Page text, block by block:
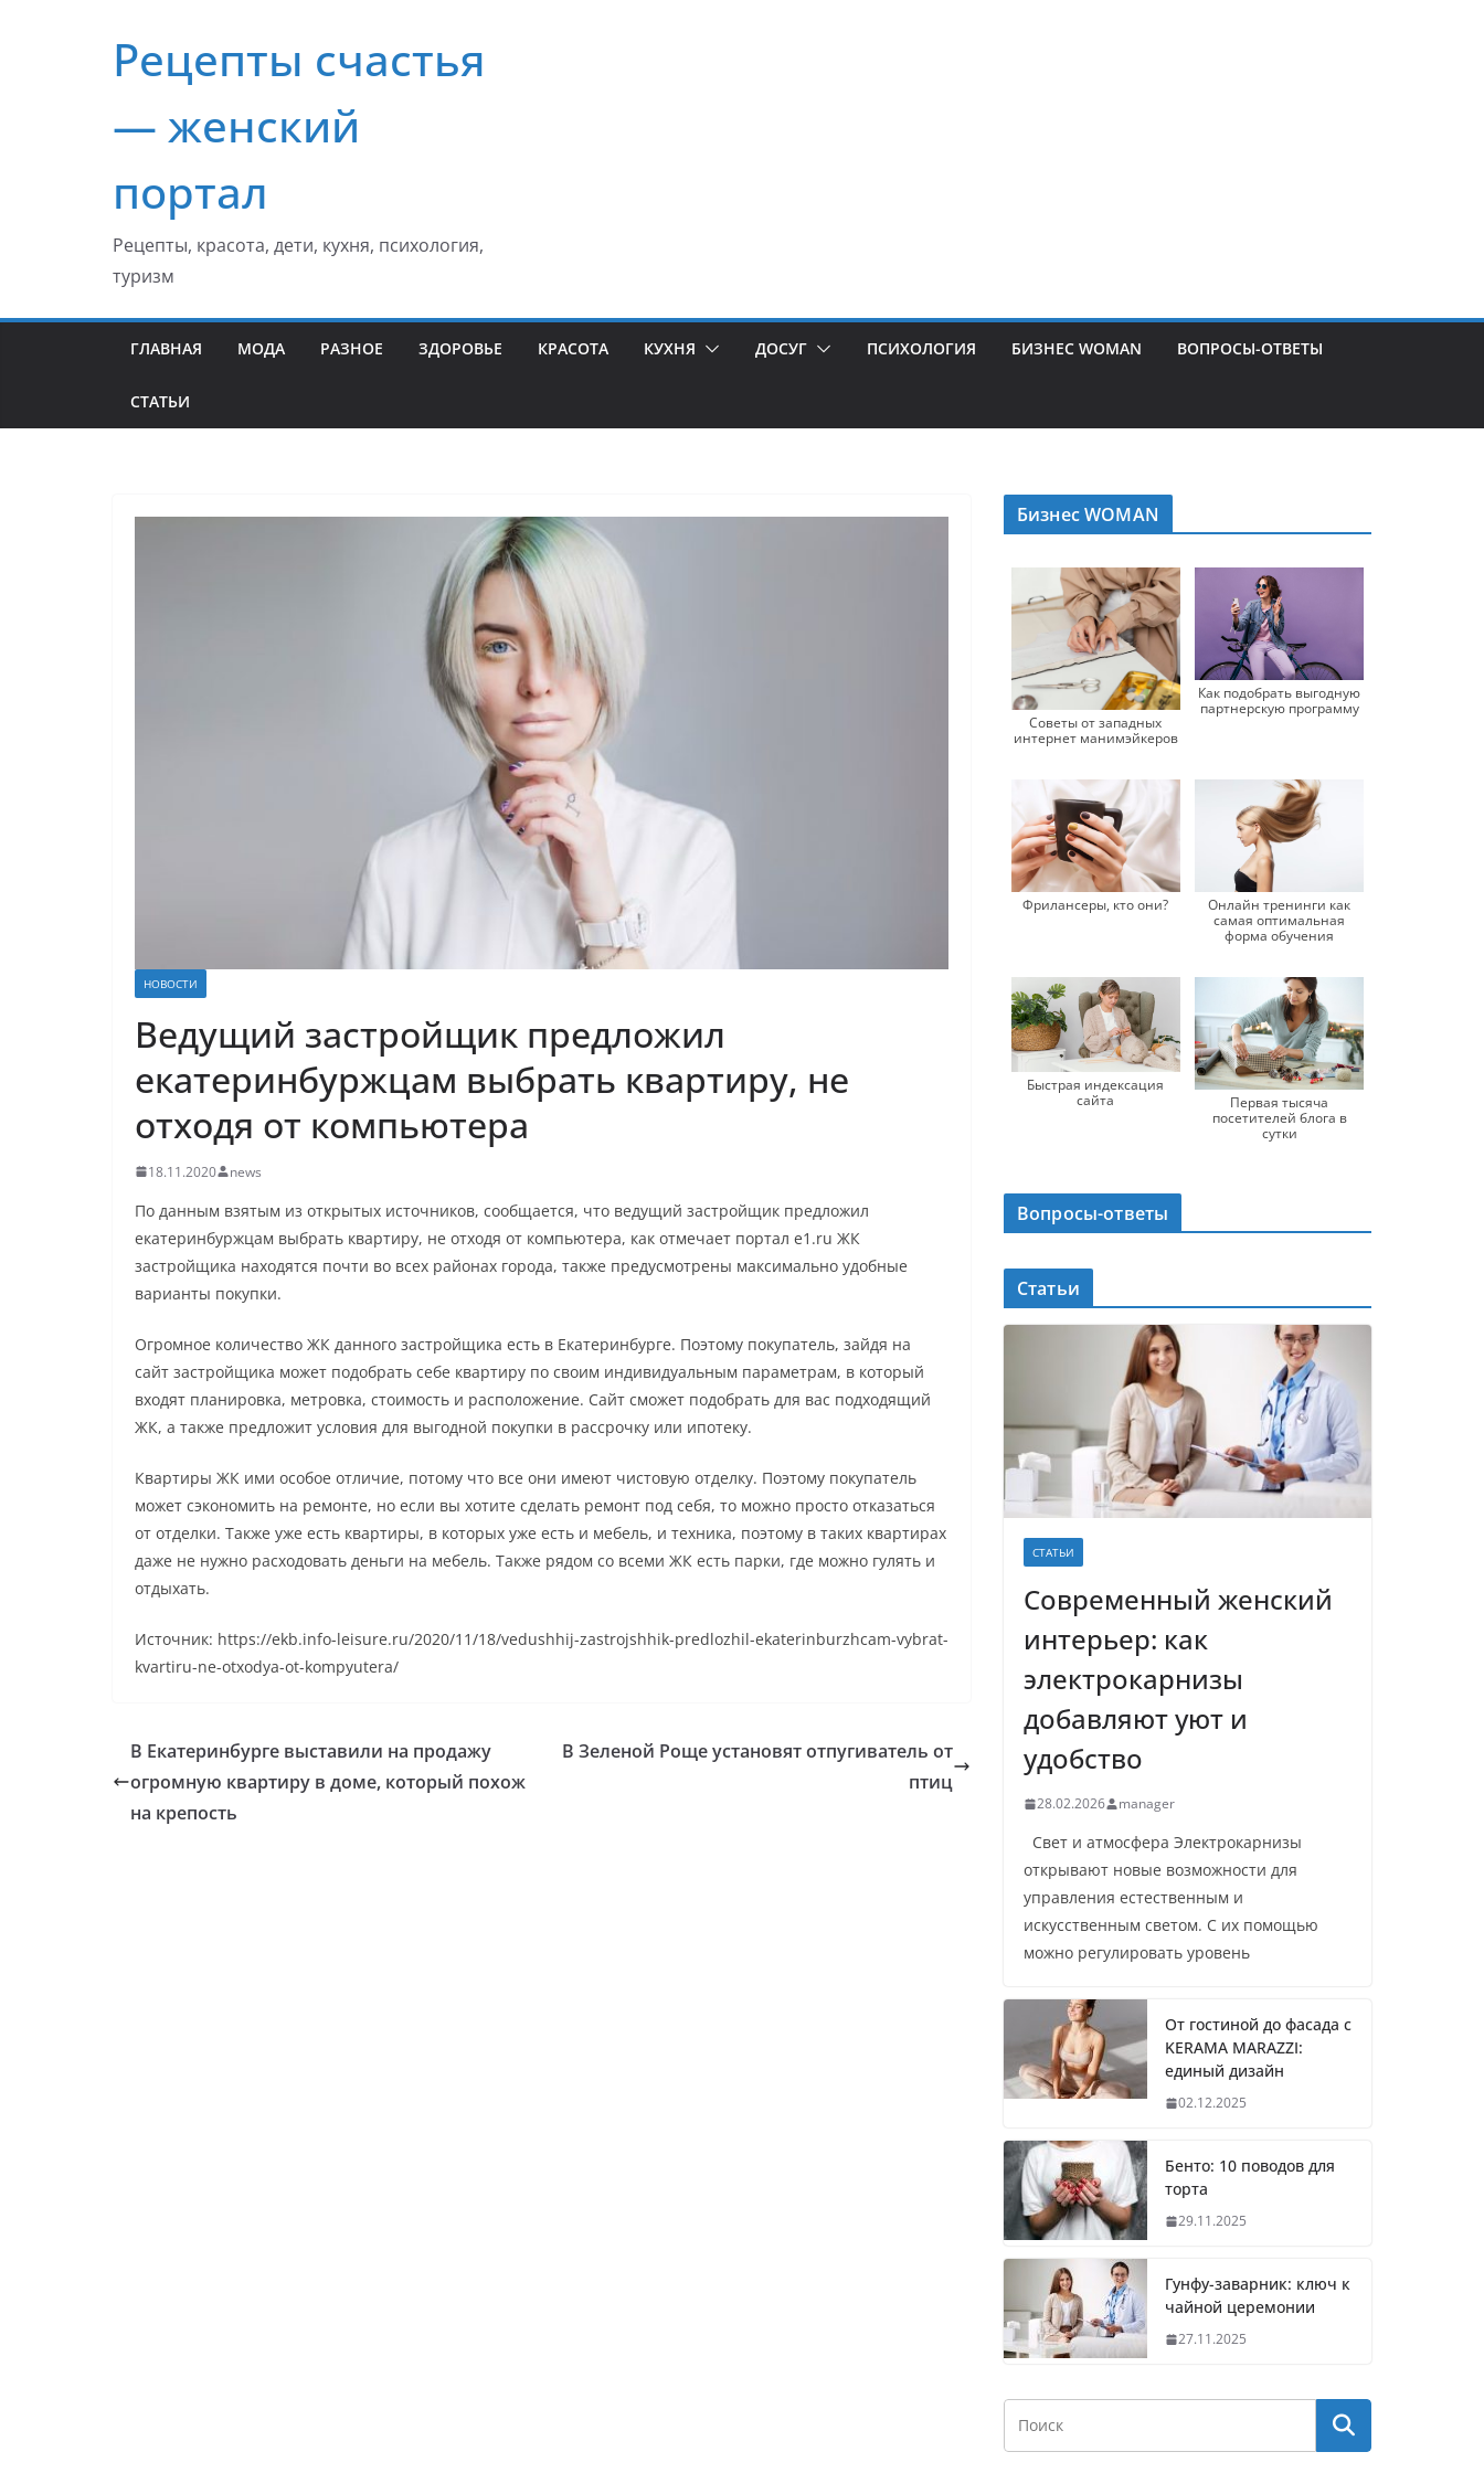
содержимомуРецепты счастья
— женский
портал
Рецепты, красота, дети, кухня, психология,
туризм
ГЛАВНАЯ МОДА РАЗНОЕ ЗДОРОВЬЕ КРАСОТА КУХНЯ ДОСУГ ПСИХОЛОГИЯ БИЗНЕС WOMAN ВОПРОСЫ-ОТВЕТЫ
СТАТЬИ
НОВОСТИ
Ведущий застройщик предложил
екатеринбуржцам выбрать квартиру, не
отходя от компьютера
18.11.2020 news
По данным взятым из открытых источников, сообщается, что ведущий застройщик предложил
екатеринбуржцам выбрать квартиру, не отходя от компьютера, как отмечает портал e1.ru ЖК
застройщика находятся почти во всех районах города, также предусмотрены максимально удобные
варианты покупки.
Огромное количество ЖК данного застройщика есть в Екатеринбурге. Поэтому покупатель, зайдя на
сайт застройщика может подобрать себе квартиру по своим индивидуальным параметрам, в который
входят планировка, метровка, стоимость и расположение. Сайт сможет подобрать для вас подходящий
ЖК, а также предложит условия для выгодной покупки в рассрочку или ипотеку.
Квартиры ЖК ими особое отличие, потому что все они имеют чистовую отделку. Поэтому покупатель
может сэкономить на ремонте, но если вы хотите сделать ремонт под себя, то можно просто отказаться
от отделки. Также уже есть квартиры, в которых уже есть и мебель, и техника, поэтому в таких квартирах
даже не нужно расходовать деньги на мебель. Также рядом со всеми ЖК есть парки, где можно гулять и
отдыхать.
Источник: https://ekb.info-leisure.ru/2020/11/18/vedushhij-zastrojshhik-predlozhil-ekaterinburzhcam-vybrat-
kvartiru-ne-otxodya-ot-kompyutera/
В Екатеринбурге выставили на продажу
огромную квартиру в доме, который похож
на крепость
В Зеленой Роще установят отпугиватель от
птиц
Бизнес WOMAN
Советы от западных
интернет манимэйкеров
Как подобрать выгодную
партнерскую программу
Фрилансеры, кто они?
Онлайн тренинги как
самая оптимальная
форма обучения
Быстрая индексация
сайта
Первая тысяча
посетителей блога в
сутки
Вопросы-ответы
Статьи
СТАТЬИ
Современный женский
интерьер: как
электрокарнизы
добавляют уют и
удобство
28.02.2026 manager
Свет и атмосфера Электрокарнизы
открывают новые возможности для
управления естественным и
искусственным светом. С их помощью
можно регулировать уровень
От гостиной до фасада с
KERAMA MARAZZI:
единый дизайн
02.12.2025
Бенто: 10 поводов для
торта
29.11.2025
Гунфу-заварник: ключ к
чайной церемонии
27.11.2025